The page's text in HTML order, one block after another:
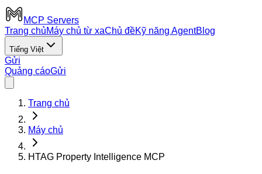
MCP Servers
Trang chủMáy chủ từ xaChủ đềKỹ năng AgentBlog
Tiếng Việt
Gửi
Quảng cáoGửi
Trang chủ
Máy chủ
HTAG Property Intelligence MCP